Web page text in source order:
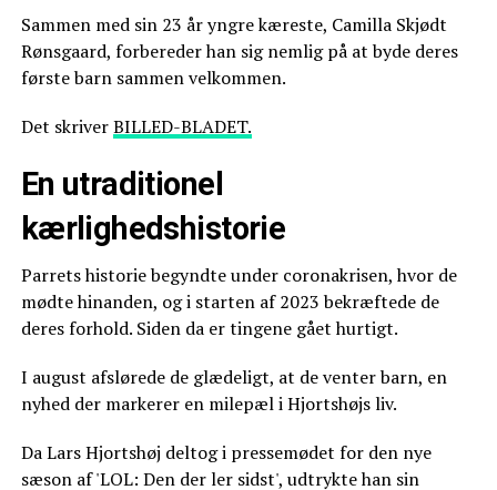
Sammen med sin 23 år yngre kæreste, Camilla Skjødt
Rønsgaard, forbereder han sig nemlig på at byde deres
første barn sammen velkommen.
Det skriverBILLED-BLADET.
En utraditionel
kærlighedshistorie
Parrets historie begyndte under coronakrisen, hvor de
mødte hinanden, og i starten af 2023 bekræftede de
deres forhold. Siden da er tingene gået hurtigt.
I august afslørede de glædeligt, at de venter barn, en
nyhed der markerer en milepæl i Hjortshøjs liv.
Da Lars Hjortshøj deltog i pressemødet for den nye
sæson af 'LOL: Den der ler sidst', udtrykte han sin